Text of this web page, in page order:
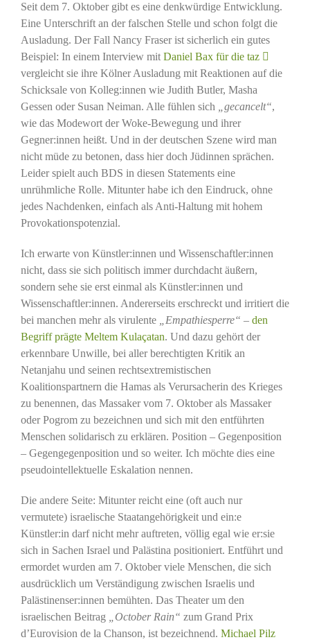
Seit dem 7. Oktober gibt es eine denkwürdige Entwicklung.
Eine Unterschrift an der falschen Stelle und schon folgt die
Ausladung. Der Fall Nancy Fraser ist sicherlich ein gutes
Beispiel: In einem Interview mit Daniel Bax für die taz
vergleicht sie ihre Kölner Ausladung mit Reaktionen auf die
Schicksale von Kolleg:innen wie Judith Butler, Masha
Gessen oder Susan Neiman. Alle fühlen sich
„gecancelt“,
wie das Modewort der Woke-Bewegung und ihrer
Gegner:innen heißt. Und in der deutschen Szene wird man
nicht müde zu betonen, dass hier doch Jüdinnen sprächen.
Leider spielt auch BDS in diesen Statements eine
unrühmliche Rolle. Mitunter habe ich den Eindruck, ohne
jedes Nachdenken, einfach als Anti-Haltung mit hohem
Provokationspotenzial.
Ich erwarte von Künstler:innen und Wissenschaftler:innen
nicht, dass sie sich politisch immer durchdacht äußern,
sondern sehe sie erst einmal als Künstler:innen und
Wissenschaftler:innen. Andererseits erschreckt und irritiert die
bei manchen mehr als virulente
„Empathiesperre“ – den
Begriff prägte Meltem Kulaçatan. Und dazu gehört der
erkennbare Unwille, bei aller berechtigten Kritik an
Netanjahu und seinen rechtsextremistischen
Koalitionspartnern die Hamas als Verursacherin des Krieges
zu benennen, das Massaker vom 7. Oktober als Massaker
oder Pogrom zu bezeichnen und sich mit den entführten
Menschen solidarisch zu erklären. Position – Gegenposition
– Gegengegenposition und so weiter. Ich möchte dies eine
pseudointellektuelle Eskalation nennen.
Die andere Seite: Mitunter reicht eine (oft auch nur
vermutete) israelische Staatangehörigkeit und ein:e
Künstler:in darf nicht mehr auftreten, völlig egal wie er:sie
sich in Sachen Israel und Palästina positioniert. Entführt und
ermordet wurden am 7. Oktober viele Menschen, die sich
ausdrücklich um Verständigung zwischen Israelis und
Palästinenser:innen bemühten. Das Theater um den
israelischen Beitrag
„October Rain“ zum Grand Prix
d’Eurovision de la Chanson, ist bezeichnend. Michael Pilz